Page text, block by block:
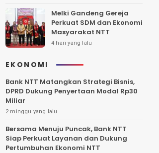
Melki Gandeng Gereja
Perkuat SDM dan Ekonomi
Masyarakat NTT
4 hari yang lalu
EKONOMI
Bank NTT Matangkan Strategi Bisnis,
DPRD Dukung Penyertaan Modal Rp30
Miliar
2 minggu yang lalu
Bersama Menuju Puncak, Bank NTT
Siap Perkuat Layanan dan Dukung
Pertumbuhan Ekonomi NTT